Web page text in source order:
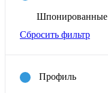
Шпонированные
Сбросить фильтр
Профиль